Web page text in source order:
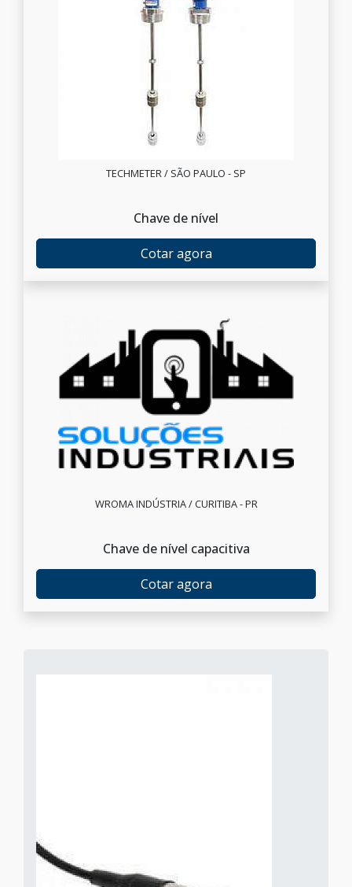
TECHMETER / SÃO PAULO - SP
Chave de nível
Cotar agora
WROMA INDÚSTRIA / CURITIBA - PR
Chave de nível capacitiva
Cotar agora